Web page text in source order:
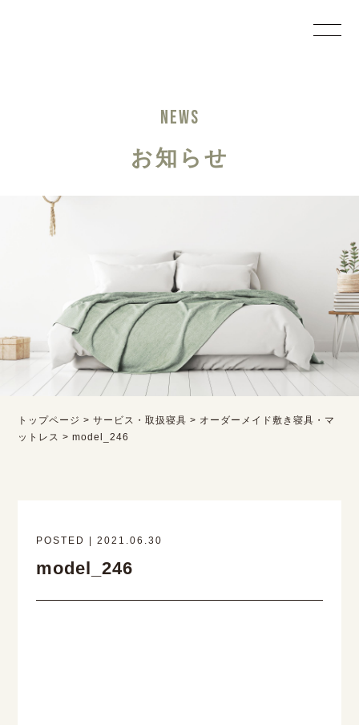
NEWS
お知らせ
トップページ >サービス・取扱寝具 > オーダーメイド敷き寝具・マ
ットレス >model_246
POSTED | 2021.06.30
model_246